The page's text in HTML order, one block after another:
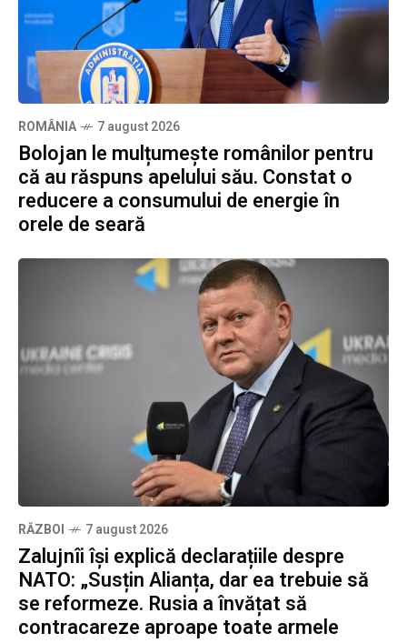
ROMÂNIA 7 august 2026
Bolojan le mulțumește românilor pentru
că au răspuns apelului său. Constat o
reducere a consumului de energie în
orele de seară
RĂZBOI 7 august 2026
Zalujnîi își explică declarațiile despre
NATO: „Susțin Alianța, dar ea trebuie să
se reformeze. Rusia a învățat să
contracareze aproape toate armele